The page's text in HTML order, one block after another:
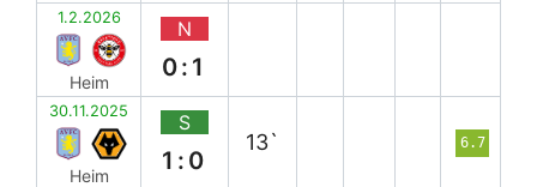
1.2.2026
Heim
N
0:1
30.11.2025
Heim
S
1:0
13` 6.7